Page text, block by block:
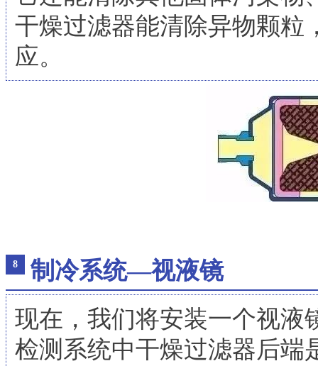
干燥过滤器能清除异物颗粒
应。
8
制冷系统—视液镜
现在，我们将安装一个视液
检测系统中干燥过滤器后端